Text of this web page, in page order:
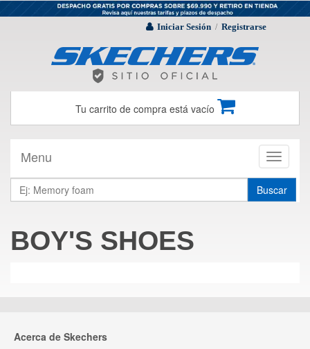
Iniciar Sesión / Registrarse
Tu carrito de compra está vacío
Toggle
Menu
Buscar
BOY'S SHOES
Acerca de Skechers